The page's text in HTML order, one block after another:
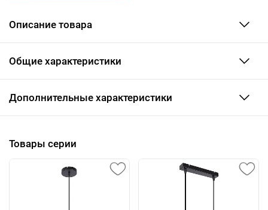
Описание товара
Общие характеристики
Дополнительные характеристики
Товары серии